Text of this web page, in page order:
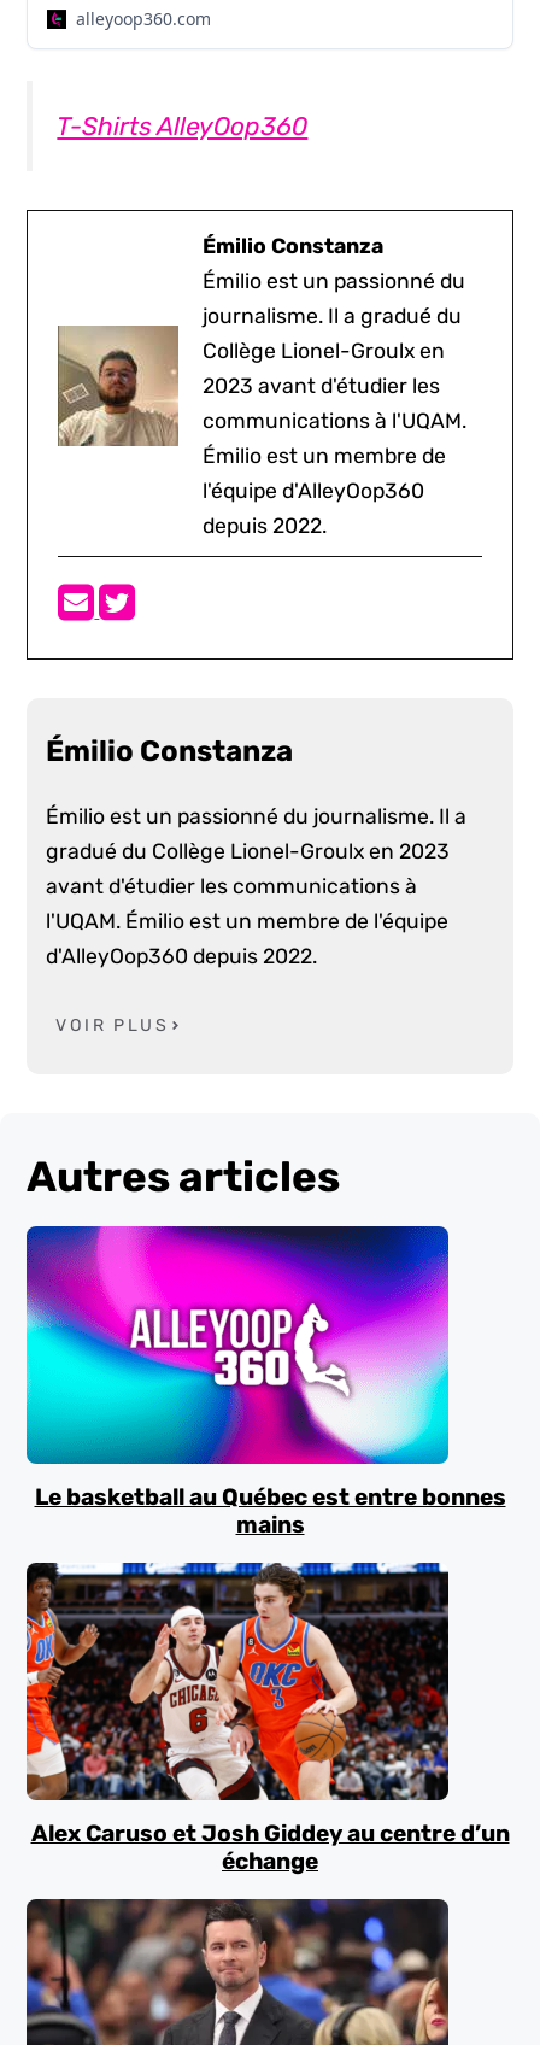
alleyoop360.com
T-Shirts AlleyOop360
Émilio Constanza
Émilio est un passionné du
journalisme. Il a gradué du
Collège Lionel-Groulx en
2023 avant d'étudier les
communications à l'UQAM.
Émilio est un membre de
l'équipe d'AlleyOop360
depuis 2022.
Émilio Constanza
Émilio est un passionné du journalisme. Il a
gradué du Collège Lionel-Groulx en 2023
avant d'étudier les communications à
l'UQAM. Émilio est un membre de l'équipe
d'AlleyOop360 depuis 2022.
VOIR PLUS
Autres articles
Le basketball au Québec est entre bonnes
mains
Alex Caruso et Josh Giddey au centre d’un
échange